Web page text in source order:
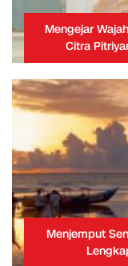
Mengejar
Citra
Menjemput